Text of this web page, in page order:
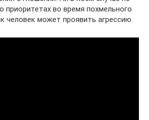
приоритетах во время похмельного
человек может проявить агрессию.